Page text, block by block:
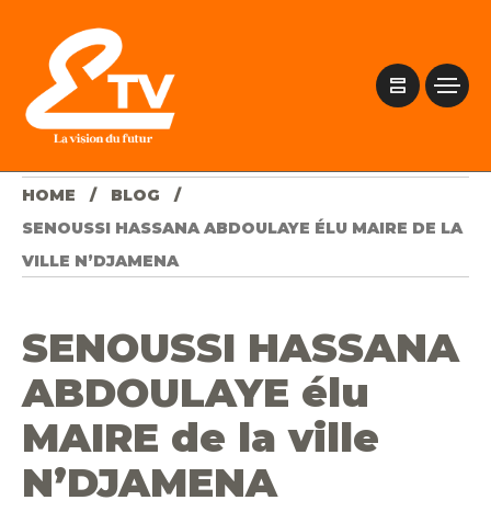
HOME
BLOG
SENOUSSI HASSANA ABDOULAYE ÉLU MAIRE DE LA
VILLE N’DJAMENA
SENOUSSI HASSANA
ABDOULAYE élu
MAIRE de la ville
N’DJAMENA